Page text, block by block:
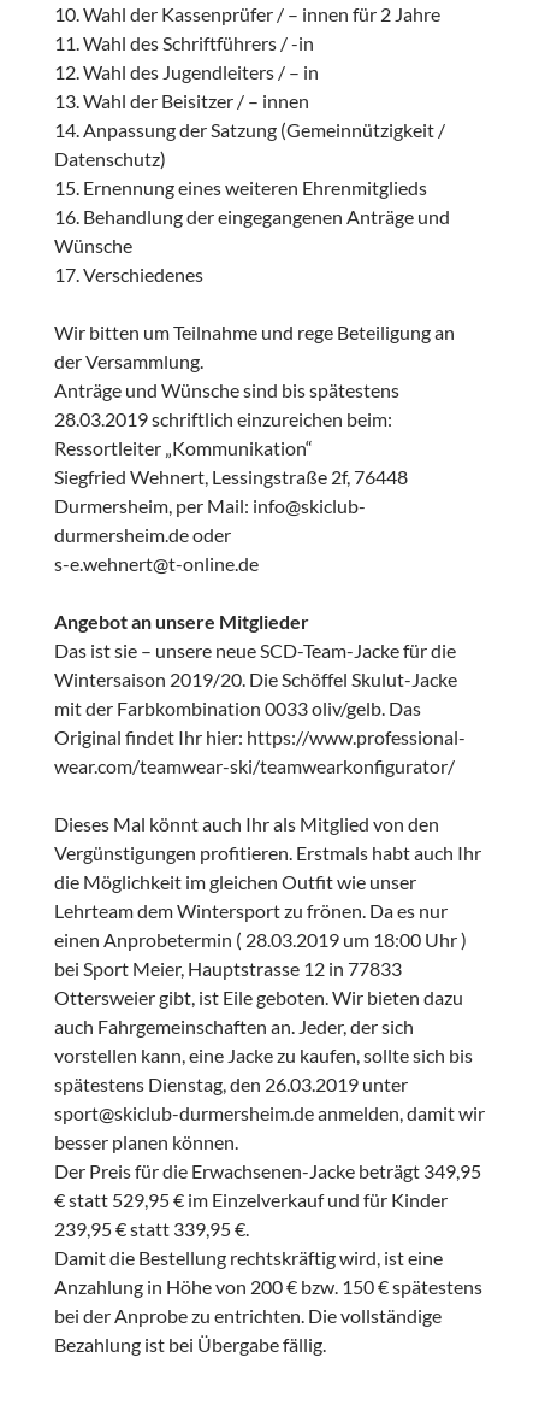
10. Wahl der Kassenprüfer / – innen für 2 Jahre
11. Wahl des Schriftführers / -in
12. Wahl des Jugendleiters / – in
13. Wahl der Beisitzer / – innen
14. Anpassung der Satzung (Gemeinnützigkeit /
Datenschutz)
15. Ernennung eines weiteren Ehrenmitglieds
16. Behandlung der eingegangenen Anträge und
Wünsche
17. Verschiedenes
Wir bitten um Teilnahme und rege Beteiligung an
der Versammlung.
Anträge und Wünsche sind bis spätestens
28.03.2019 schriftlich einzureichen beim:
Ressortleiter „Kommunikation“
Siegfried Wehnert, Lessingstraße 2f, 76448
Durmersheim, per Mail: info@skiclub-
durmersheim.de oder
s-e.wehnert@t-online.de
Angebot an unsere Mitglieder
Das ist sie – unsere neue SCD-Team-Jacke für die
Wintersaison 2019/20. Die Schöffel Skulut-Jacke
mit der Farbkombination 0033 oliv/gelb. Das
Original findet Ihr hier: https://www.professional-
wear.com/teamwear-ski/teamwearkonfigurator/
Dieses Mal könnt auch Ihr als Mitglied von den
Vergünstigungen profitieren. Erstmals habt auch Ihr
die Möglichkeit im gleichen Outfit wie unser
Lehrteam dem Wintersport zu frönen. Da es nur
einen Anprobetermin ( 28.03.2019 um 18:00 Uhr )
bei Sport Meier, Hauptstrasse 12 in 77833
Ottersweier gibt, ist Eile geboten. Wir bieten dazu
auch Fahrgemeinschaften an. Jeder, der sich
vorstellen kann, eine Jacke zu kaufen, sollte sich bis
spätestens Dienstag, den 26.03.2019 unter
sport@skiclub-durmersheim.de anmelden, damit wir
besser planen können.
Der Preis für die Erwachsenen-Jacke beträgt 349,95
€ statt 529,95 € im Einzelverkauf und für Kinder
239,95 € statt 339,95 €.
Damit die Bestellung rechtskräftig wird, ist eine
Anzahlung in Höhe von 200 € bzw. 150 € spätestens
bei der Anprobe zu entrichten. Die vollständige
Bezahlung ist bei Übergabe fällig.